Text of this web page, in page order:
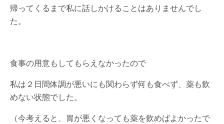
帰ってくるまで私に話しかけることはありませんでし
た。
食事の用意もしてもらえなかったので
私は２日間体調が悪いにも関わらず何も食べず、薬も飲
めない状態でした。
（今考えると、胃が悪くなっても薬を飲めばよかったで